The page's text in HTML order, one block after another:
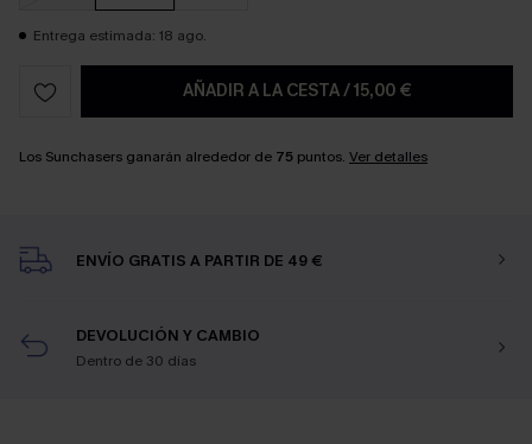
Entrega estimada: 18 ago.
AÑADIR A LA CESTA/15,00 €
Los Sunchasers ganarán alrededor de 75 puntos. Ver detalles
ENVÍO GRATIS A PARTIR DE 49 €
DEVOLUCIÓN Y CAMBIO
Dentro de 30 días